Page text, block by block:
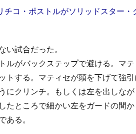
チコ・ポストルがソリッドスター
い試合だった。
ルがバックステップで避ける。マ
トする。マティセが頭を下げて強
にクリンチ。もしくは左を出しな
たところで細かい左をガードの間
ある。